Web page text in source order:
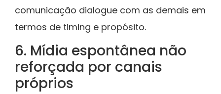
comunicação dialogue com as demais em
termos de timing e propósito.
6. Mídia espontânea não
reforçada por canais
próprios